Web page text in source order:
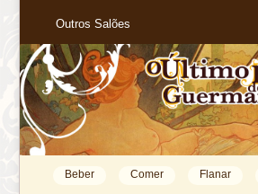
Outros Salões
Beber Comer Flanar